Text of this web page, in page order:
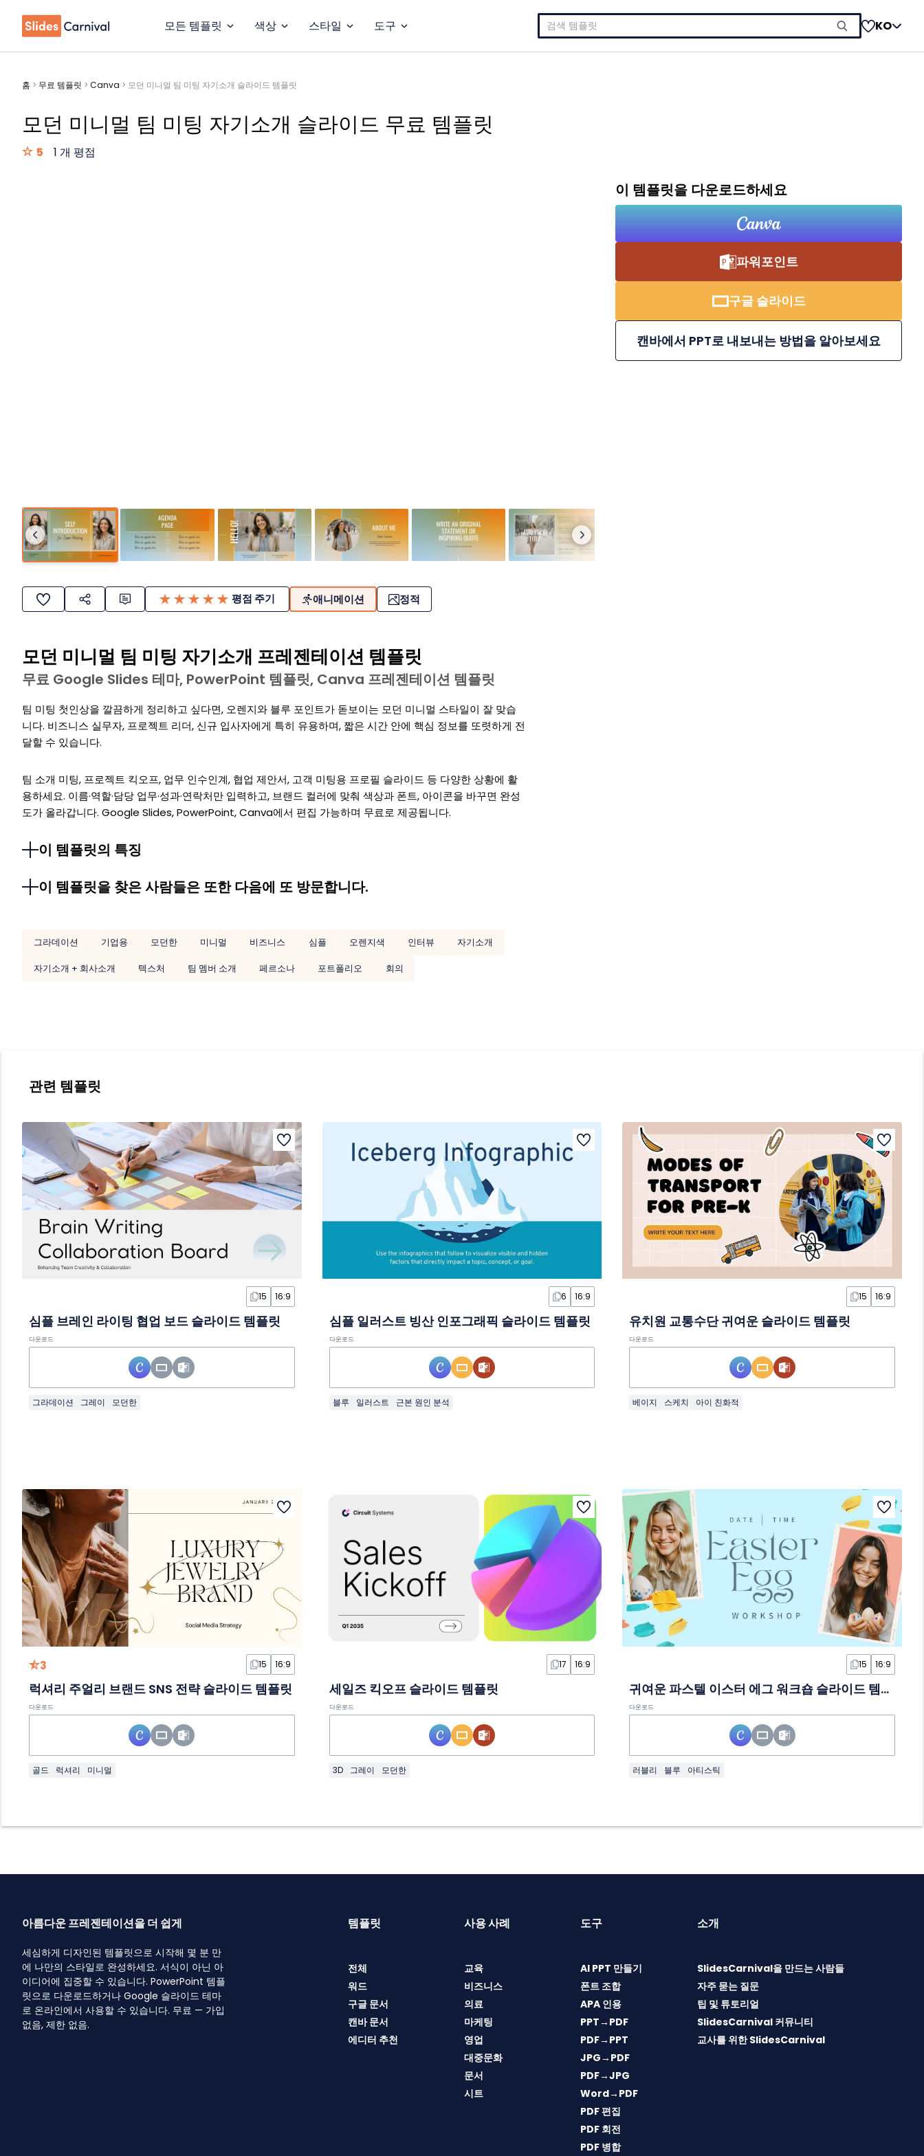
모든 템플릿 색상 스타일 도구
색:
KO
홈 > 무료 템플릿 > Canva > 모던 미니멀 팀 미팅 자기소개 슬라이드 템플릿
모던 미니멀 팀 미팅 자기소개 슬라이드 무료 템플릿
5 1 개 평점
평점 주기 애니메이션 정적
모던 미니멀 팀 미팅 자기소개 프레젠테이션 템플릿
무료 Google Slides 테마, PowerPoint 템플릿, Canva 프레젠테이션 템플릿
팀 미팅 첫인상을 깔끔하게 정리하고 싶다면, 오렌지와 블루 포인트가 돋보이는 모던 미니멀 스타일이 잘 맞습
니다. 비즈니스 실무자, 프로젝트 리더, 신규 입사자에게 특히 유용하며, 짧은 시간 안에 핵심 정보를 또렷하게 전
달할 수 있습니다.
팀 소개 미팅, 프로젝트 킥오프, 업무 인수인계, 협업 제안서, 고객 미팅용 프로필 슬라이드 등 다양한 상황에 활
용하세요. 이름·역할·담당 업무·성과·연락처만 입력하고, 브랜드 컬러에 맞춰 색상과 폰트, 아이콘을 바꾸면 완성
도가 올라갑니다. Google Slides, PowerPoint, Canva에서 편집 가능하며 무료로 제공됩니다.
이 템플릿의 특징
이 템플릿을 찾은 사람들은 또한 다음에 또 방문합니다.
그라데이션 기업용 모던한 미니멀 비즈니스 심플 오렌지색 인터뷰
자기소개
자기소개 + 회사소개
텍스처 팀 멤버 소개 페르소나 포트폴리오 회의
이 템플릿을 다운로드하세요
파워포인트
구글 슬라이드
캔바에서 PPT로 내보내는 방법을 알아보세요
관련 템플릿
15 16:9
심플 브레인 라이팅 협업 보드 슬라이드 템플릿
다운로드
그라데이션 그레이 모던한
6 16:9
심플 일러스트 빙산 인포그래픽 슬라이드 템플릿
다운로드
블루 일러스트 근본 원인 분석
15 16:9
유치원 교통수단 귀여운 슬라이드 템플릿
다운로드
베이지 스케치 아이 친화적
3 15 16:9
럭셔리 주얼리 브랜드 SNS 전략 슬라이드 템플릿
다운로드
골드 럭셔리 미니멀
17 16:9
세일즈 킥오프 슬라이드 템플릿
다운로드
3D 그레이 모던한
15 16:9
귀여운 파스텔 이스터 에그 워크숍 슬라이드 템플릿
다운로드
러블리 블루 아티스틱
아름다운 프레젠테이션을 더 쉽게
세심하게 디자인된 템플릿으로 시작해 몇 분 만
에 나만의 스타일로 완성하세요. 서식이 아닌 아
이디어에 집중할 수 있습니다. PowerPoint 템플
릿으로 다운로드하거나 Google 슬라이드 테마
로 온라인에서 사용할 수 있습니다. 무료 — 가입
없음, 제한 없음.
템플릿
전체
워드
구글 문서
캔바 문서
에디터 추천
사용 사례
교육
비즈니스
의료
마케팅
영업
대중문화
문서
시트
도구
AI PPT 만들기
폰트 조합
APA 인용
PPT→PDF
PDF→PPT
JPG→PDF
PDF→JPG
Word→PDF
PDF 편집
PDF 회전
PDF 병합
소개
SlidesCarnival을 만드는 사람들
자주 묻는 질문
팁 및 튜토리얼
SlidesCarnival 커뮤니티
교사를 위한 SlidesCarnival